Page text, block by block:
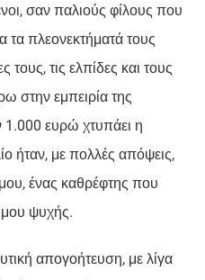
σαν παλιούς φίλους που
τα πλεονεκτήματά τους
τους, τις ελπίδες και τους
στην εμπειρία της
ευρώ χτυπάει η
ήταν, με πολλές απόψεις,
ένας καθρέφτης που
μου ψυχής.
απογοήτευση, με λίγα